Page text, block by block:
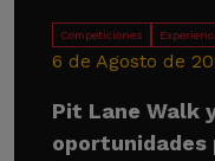
Competiciones
6 de Agosto de
Pit Lane Walk
oportunidades